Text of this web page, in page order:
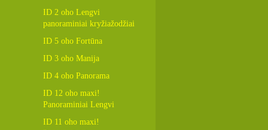
ID 2 oho Lengvi
panoraminiai kryžiažodžiai
ID 5 oho Fortūna
ID 3 oho Manija
ID 4 oho Panorama
ID 12 oho maxi!
Panoraminiai Lengvi
ID 11 oho maxi!